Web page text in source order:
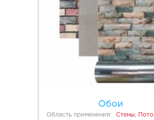
Обои
Область применения:
Стены,